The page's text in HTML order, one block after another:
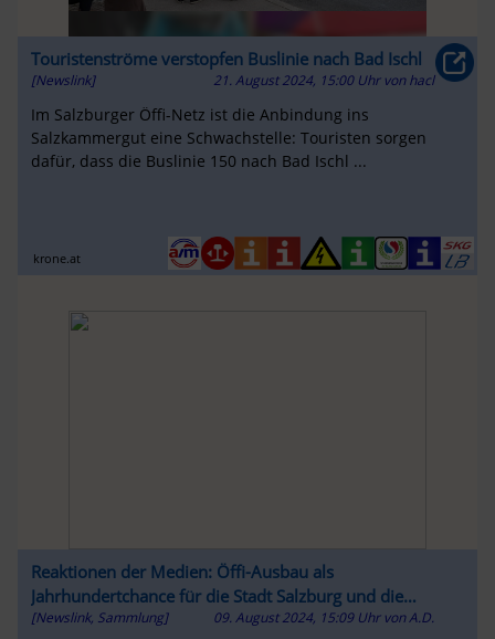
Touristenströme verstopfen Buslinie nach Bad Ischl
[Newslink] 21. August 2024, 15:00 Uhr vonhacl
Im Salzburger Öffi-Netz ist die Anbindung ins
Salzkammergut eine Schwachstelle: Touristen sorgen
dafür, dass die Buslinie 150 nach Bad Ischl ...
krone.at
Reaktionen der Medien: Öffi-Ausbau als
Jahrhundertchance für die Stadt Salzburg und die
Umlandgemeinden
[Newslink, Sammlung] 09. August 2024, 15:09 Uhr vonA.D.